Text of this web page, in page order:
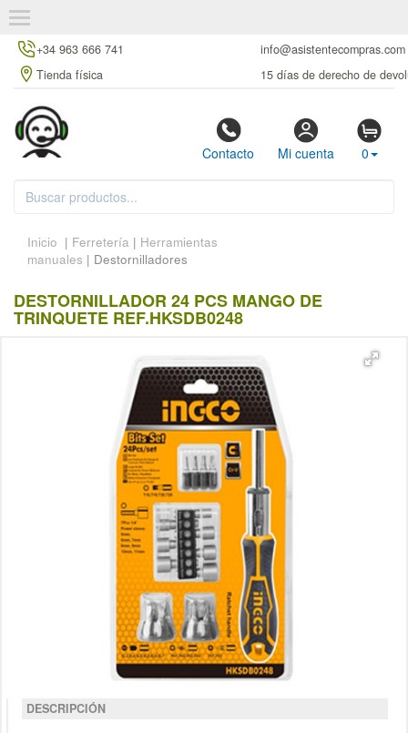
+34 963 666 741
info@asistentecompras.com
Tienda física
15 días de derecho de
Contacto Mi cuenta 0
Inicio | Ferretería | Herramientas
manuales | Destornilladores
DESTORNILLADOR 24 PCS MANGO DE
TRINQUETE REF.HKSDB0248
DESCRIPCIÓN